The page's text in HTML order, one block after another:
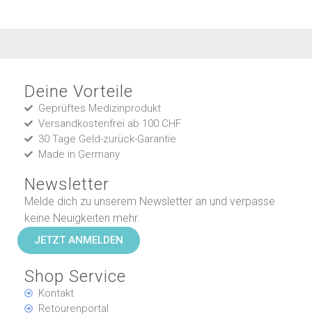
Deine Vorteile
Geprüftes Medizinprodukt
Versandkostenfrei ab 100 CHF
30 Tage Geld-zurück-Garantie
Made in Germany
Newsletter
Melde dich zu unserem Newsletter an und verpasse
keine Neuigkeiten mehr.
JETZT ANMELDEN
Shop Service
Kontakt
Retourenportal